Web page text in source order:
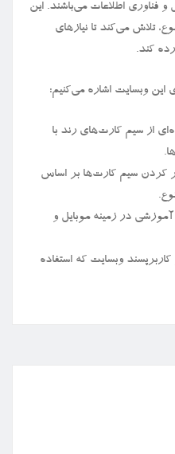
فناوری اطلاعات می‌باشند. این
تلاش می‌کند تا نیازهای
کند.
این وبسایت اشاره می‌کنیم:
از سیم کارت‌های رند با
کردن سیم کارت‌ها بر اساس
آموزشی در زمینه موبایل و
وبسایت که استفاده